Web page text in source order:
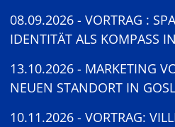
08.09.2026 - VORTRAG :
IDENTITÄT ALS KOMPASS
13.10.2026 - MARKETING
NEUEN STANDORT IN
10.11.2026 - VORTRAG: